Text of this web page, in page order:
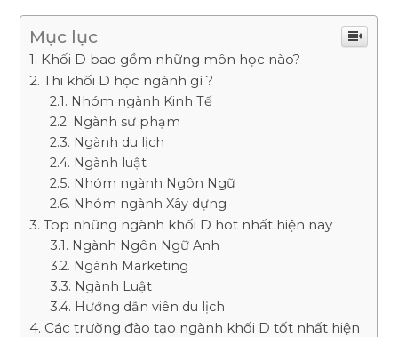
Mục lục
Khối D bao gồm những môn học nào?
Thi khối D học ngành gì ?
Nhóm ngành Kinh Tế
Ngành sư phạm
Ngành du lịch
Ngành luật
Nhóm ngành Ngôn Ngữ
Nhóm ngành Xây dựng
Top những ngành khối D hot nhất hiện nay
Ngành Ngôn Ngữ Anh
Ngành Marketing
Ngành Luật
Hướng dẫn viên du lịch
Các trường đào tạo ngành khối D tốt nhất hiện